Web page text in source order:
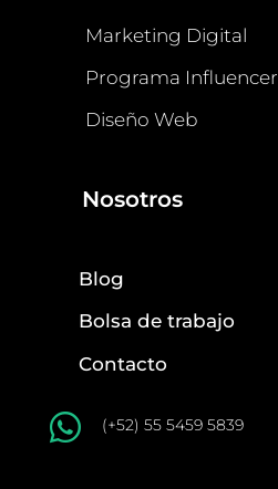
Marketing Digital
Programa Influencer
Diseño Web
Nosotros
Blog
Bolsa de trabajo
Contacto
 (+52) 55 5459 5839